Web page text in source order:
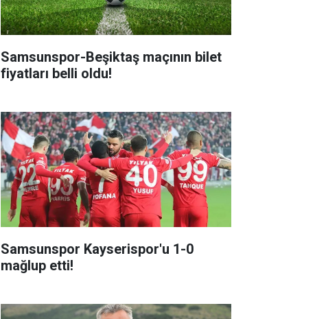
Samsunspor-Beşiktaş maçının bilet
fiyatları belli oldu!
Samsunspor Kayserispor'u 1-0
mağlup etti!